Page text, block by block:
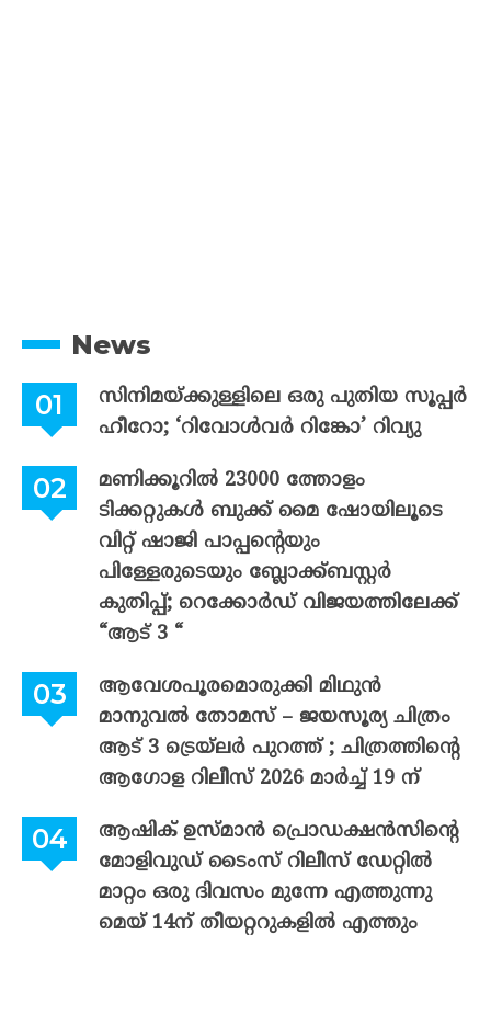
News
സിനിമയ്ക്കുള്ളിലെ ഒരു പുതിയ സൂപ്പർ
ഹീറോ; ‘റിവോൾവർ റിങ്കോ’ റിവ്യു
മണിക്കൂറിൽ 23000 ത്തോളം
ടിക്കറ്റുകൾ ബുക്ക് മൈ ഷോയിലൂടെ
വിറ്റ് ഷാജി പാപ്പന്റെയും
പിള്ളേരുടെയും ബ്ലോക്ക്ബസ്റ്റർ
കുതിപ്പ്; റെക്കോർഡ് വിജയത്തിലേക്ക്
“ആട് 3 “
ആവേശപൂരമൊരുക്കി മിഥുൻ
മാനുവൽ തോമസ് – ജയസൂര്യ ചിത്രം
ആട് 3 ട്രെയ്‌ലർ പുറത്ത് ; ചിത്രത്തിന്റെ
ആഗോള റിലീസ് 2026 മാർച്ച് 19 ന്
ആഷിക് ഉസ്മാൻ പ്രൊഡക്ഷൻസിന്റെ
മോളിവുഡ് ടൈംസ് റിലീസ് ഡേറ്റിൽ
മാറ്റം ഒരു ദിവസം മുന്നേ എത്തുന്നു
മെയ് 14ന് തീയറ്ററുകളിൽ എത്തും